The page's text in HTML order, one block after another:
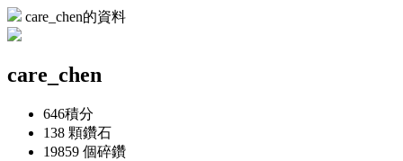
care_chen的資料
care_chen
646積分
138 顆鑽石
19859 個碎鑽